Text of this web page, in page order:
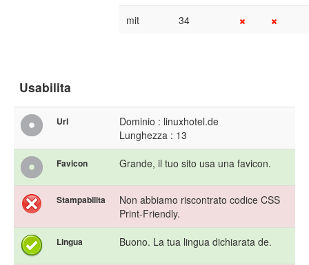
mit 34
Usabilita
Url
Dominio : linuxhotel.de
Lunghezza : 13
Favicon Grande, il tuo sito usa una favicon.
Stampabilita
Non abbiamo riscontrato codice CSS
Print-Friendly.
Lingua Buono. La tua lingua dichiarata de.